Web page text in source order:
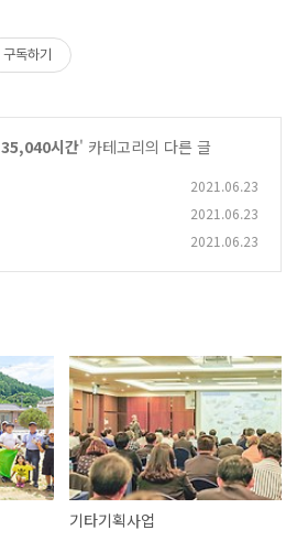
구독하기
35,040시간' 카테고리의 다른 글
2021.06.23
2021.06.23
2021.06.23
기타기획사업